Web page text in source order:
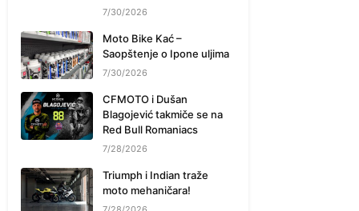
7/30/2026
Moto Bike Kać –
Saopštenje o Ipone uljima
7/30/2026
CFMOTO i Dušan
Blagojević takmiče se na
Red Bull Romaniacs
7/28/2026
Triumph i Indian traže
moto mehaničara!